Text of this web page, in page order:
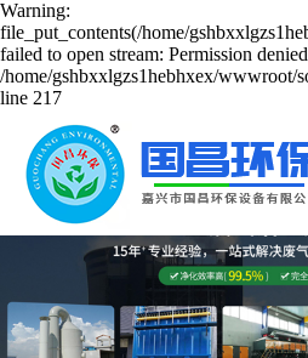
Warning:
file_put_contents(/home/
failed to open stream: Permission
/home/gshbxxlgzs1hebhxex/wwwroot/
line 217